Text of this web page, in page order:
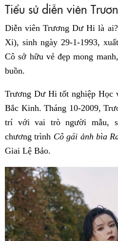
Tiểu sử diễn viên
Diễn viên Trương Dư Hi là
Xi), sinh ngày 29-1-1993,
Cô sở hữu vẻ đẹp mong
buồn.
Trương Dư Hi tốt nghiệp Học
Bắc Kinh. Tháng 10-2009,
trí với vai trò người mẫu,
chương trình Cô gái ảnh bìa
Giai Lệ Bảo.